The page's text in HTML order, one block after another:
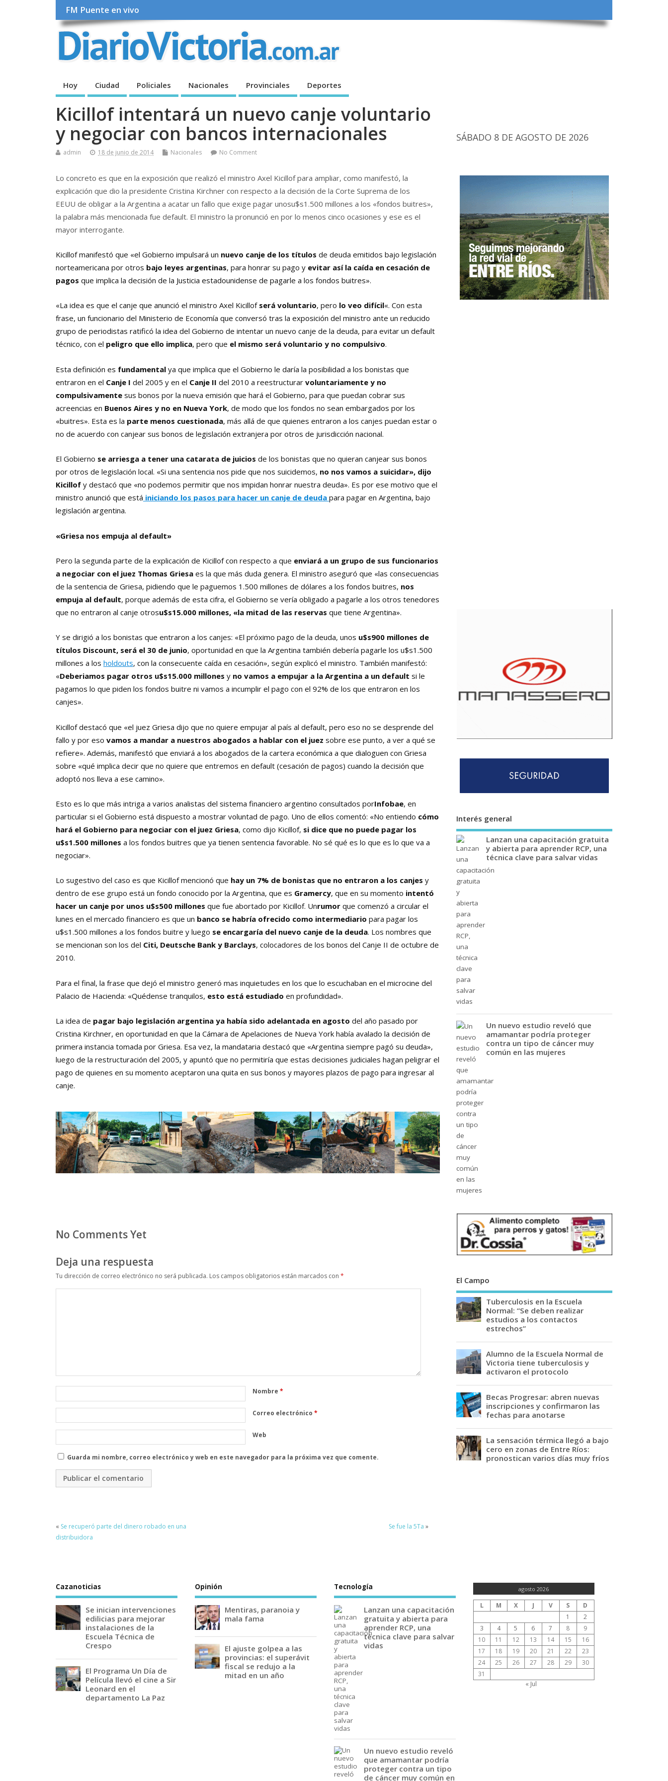
FM Puente en vivo
Hoy Ciudad Policiales Nacionales Provinciales Deportes
Kicillof intentará un nuevo canje voluntario
y negociar con bancos internacionales
admin 18 de junio de 2014 Nacionales No Comment
Lo concreto es que en la exposición que realizó el ministro Axel Kicillof para ampliar, como manifestó, la
explicación que dio la presidente Cristina Kirchner con respecto a la decisión de la Corte Suprema de los
EEUU de obligar a la Argentina a acatar un fallo que exige pagar unosu$s1.500 millones a los «fondos buitres»,
la palabra más mencionada fue default. El ministro la pronunció en por lo menos cinco ocasiones y ese es el
mayor interrogante.
Kicillof manifestó que «el Gobierno impulsará un nuevo canje de los títulos de deuda emitidos bajo legislación
norteamericana por otros bajo leyes argentinas, para honrar su pago y evitar así la caída en cesación de
pagos que implica la decisión de la Justicia estadounidense de pagarle a los fondos buitres».
«La idea es que el canje que anunció el ministro Axel Kicillof será voluntario, pero lo veo difícil«. Con esta
frase, un funcionario del Ministerio de Economía que conversó tras la exposición del ministro ante un reducido
grupo de periodistas ratificó la idea del Gobierno de intentar un nuevo canje de la deuda, para evitar un default
técnico, con el peligro que ello implica, pero que el mismo será voluntario y no compulsivo.
Esta definición es fundamental ya que implica que el Gobierno le daría la posibilidad a los bonistas que
entraron en el Canje I del 2005 y en el Canje II del 2010 a reestructurar voluntariamente y no
compulsivamente sus bonos por la nueva emisión que hará el Gobierno, para que puedan cobrar sus
acreencias en Buenos Aires y no en Nueva York, de modo que los fondos no sean embargados por los
«buitres». Esta es la parte menos cuestionada, más allá de que quienes entraron a los canjes puedan estar o
no de acuerdo con canjear sus bonos de legislación extranjera por otros de jurisdicción nacional.
El Gobierno se arriesga a tener una catarata de juicios de los bonistas que no quieran canjear sus bonos
por otros de legislación local. «Si una sentencia nos pide que nos suicidemos, no nos vamos a suicidar», dijo
Kicillof y destacó que «no podemos permitir que nos impidan honrar nuestra deuda». Es por ese motivo que el
ministro anunció que está iniciando los pasos para hacer un canje de deuda para pagar en Argentina, bajo
legislación argentina.
«Griesa nos empuja al default»
Pero la segunda parte de la explicación de Kicillof con respecto a que enviará a un grupo de sus funcionarios
a negociar con el juez Thomas Griesa es la que más duda genera. El ministro aseguró que «las consecuencias
de la sentencia de Griesa, pidiendo que le paguemos 1.500 millones de dólares a los fondos buitres, nos
empuja al default, porque además de esta cifra, el Gobierno se vería obligado a pagarle a los otros tenedores
que no entraron al canje otrosu$s15.000 millones, «la mitad de las reservas que tiene Argentina».
Y se dirigió a los bonistas que entraron a los canjes: «El próximo pago de la deuda, unos u$s900 millones de
títulos Discount, será el 30 de junio, oportunidad en que la Argentina también debería pagarle los u$s1.500
millones a los holdouts, con la consecuente caída en cesación», según explicó el ministro. También manifestó:
«Deberiamos pagar otros u$s15.000 millones y no vamos a empujar a la Argentina a un default si le
pagamos lo que piden los fondos buitre ni vamos a incumplir el pago con el 92% de los que entraron en los
canjes».
Kicillof destacó que «el juez Griesa dijo que no quiere empujar al país al default, pero eso no se desprende del
fallo y por eso vamos a mandar a nuestros abogados a hablar con el juez sobre ese punto, a ver a qué se
refiere». Además, manifestó que enviará a los abogados de la cartera económica a que dialoguen con Griesa
sobre «qué implica decir que no quiere que entremos en default (cesación de pagos) cuando la decisión que
adoptó nos lleva a ese camino».
Esto es lo que más intriga a varios analistas del sistema financiero argentino consultados porInfobae, en
particular si el Gobierno está dispuesto a mostrar voluntad de pago. Uno de ellos comentó: «No entiendo cómo
hará el Gobierno para negociar con el juez Griesa, como dijo Kicillof, si dice que no puede pagar los
u$s1.500 millones a los fondos buitres que ya tienen sentencia favorable. No sé qué es lo que es lo que va a
negociar».
Lo sugestivo del caso es que Kicillof mencionó que hay un 7% de bonistas que no entraron a los canjes y
dentro de ese grupo está un fondo conocido por la Argentina, que es Gramercy, que en su momento intentó
hacer un canje por unos u$s500 millones que fue abortado por Kicillof. Unrumor que comenzó a circular el
lunes en el mercado financiero es que un banco se habría ofrecido como intermediario para pagar los
u$s1.500 millones a los fondos buitre y luego se encargaría del nuevo canje de la deuda. Los nombres que
se mencionan son los del Citi, Deutsche Bank y Barclays, colocadores de los bonos del Canje II de octubre de
2010.
Para el final, la frase que dejó el ministro generó mas inquietudes en los que lo escuchaban en el microcine del
Palacio de Hacienda: «Quédense tranquilos, esto está estudiado en profundidad».
La idea de pagar bajo legislación argentina ya había sido adelantada en agosto del año pasado por
Cristina Kirchner, en oportunidad en que la Cámara de Apelaciones de Nueva York había avalado la decisión de
primera instancia tomada por Griesa. Esa vez, la mandataria destacó que «Argentina siempre pagó su deuda»,
luego de la restructuración del 2005, y apuntó que no permitiría que estas decisiones judiciales hagan peligrar el
pago de quienes en su momento aceptaron una quita en sus bonos y mayores plazos de pago para ingresar al
canje.
No Comments Yet
Deja una respuesta
Tu dirección de correo electrónico no será publicada. Los campos obligatorios están marcados con *
Nombre *
Correo electrónico *
Web
Guarda mi nombre, correo electrónico y web en este navegador para la próxima vez que comente.
« Se recuperó parte del dinero robado en una
distribuidora
Se fue la 5Ta »
SÁBADO 8 DE AGOSTO DE 2026
Interés general
Lanzan una capacitación gratuita
y abierta para aprender RCP, una
técnica clave para salvar vidas
Un nuevo estudio reveló que
amamantar podría proteger
contra un tipo de cáncer muy
común en las mujeres
El Campo
Tuberculosis en la Escuela
Normal: “Se deben realizar
estudios a los contactos
estrechos”
Alumno de la Escuela Normal de
Victoria tiene tuberculosis y
activaron el protocolo
Becas Progresar: abren nuevas
inscripciones y confirmaron las
fechas para anotarse
La sensación térmica llegó a bajo
cero en zonas de Entre Ríos:
pronostican varios días muy fríos
Cazanoticias
Se inician intervenciones
edilicias para mejorar
instalaciones de la
Escuela Técnica de
Crespo
El Programa Un Día de
Película llevó el cine a Sir
Leonard en el
departamento La Paz
Opinión
Mentiras, paranoia y
mala fama
El ajuste golpea a las
provincias: el superávit
fiscal se redujo a la
mitad en un año
Tecnología
Lanzan una capacitación
gratuita y abierta para
aprender RCP, una
técnica clave para salvar
vidas
Un nuevo estudio reveló
que amamantar podría
proteger contra un tipo
de cáncer muy común en
agosto 2026
L M X J V S
D
1
2
3
4 5 6 7 8
9
10
11 12 13 14 15
16
17
18 19 20 21 22
23
24
25 26 27 28 29
30
31
« Jul